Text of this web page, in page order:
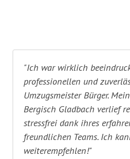
"Ich war wirklich
professionellen und
Umzugsmeister Bürger.
Bergisch Gladbach verlief
stressfrei dank ihres
freundlichen Teams. Ich
weiterempfehlen!"